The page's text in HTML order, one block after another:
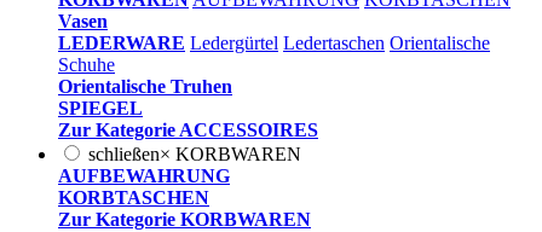
Vasen
LEDERWARE Ledergürtel Ledertaschen Orientalische
Schuhe
Orientalische Truhen
SPIEGEL
Zur Kategorie ACCESSOIRES
schließen× KORBWAREN
AUFBEWAHRUNG
KORBTASCHEN
Zur Kategorie KORBWAREN